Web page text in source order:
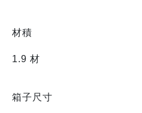
材積
1.9 材
箱子尺寸